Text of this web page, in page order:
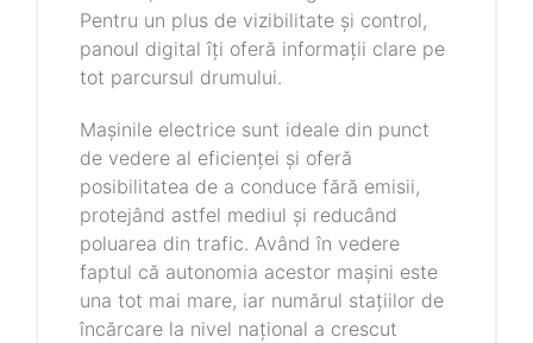
Pentru un plus de vizibilitate și control,
panoul digital îți oferă informații clare pe
tot parcursul drumului.
Mașinile electrice sunt ideale din punct
de vedere al eficienței și oferă
posibilitatea de a conduce fără emisii,
protejând astfel mediul și reducând
poluarea din trafic. Având în vedere
faptul că autonomia acestor mașini este
una tot mai mare, iar numărul stațiilor de
încărcare la nivel național a crescut